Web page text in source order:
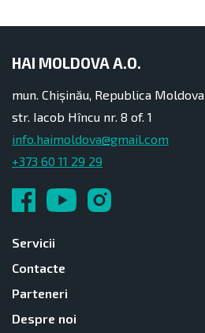
HAI MOLDOVA A.O.
mun. Chișinău, Republica Moldova
str. Iacob Hîncu nr. 8 of. 1
info.haimoldova@gmail.com
+373 60 11 29 29
Servicii
Contacte
Parteneri
Despre noi